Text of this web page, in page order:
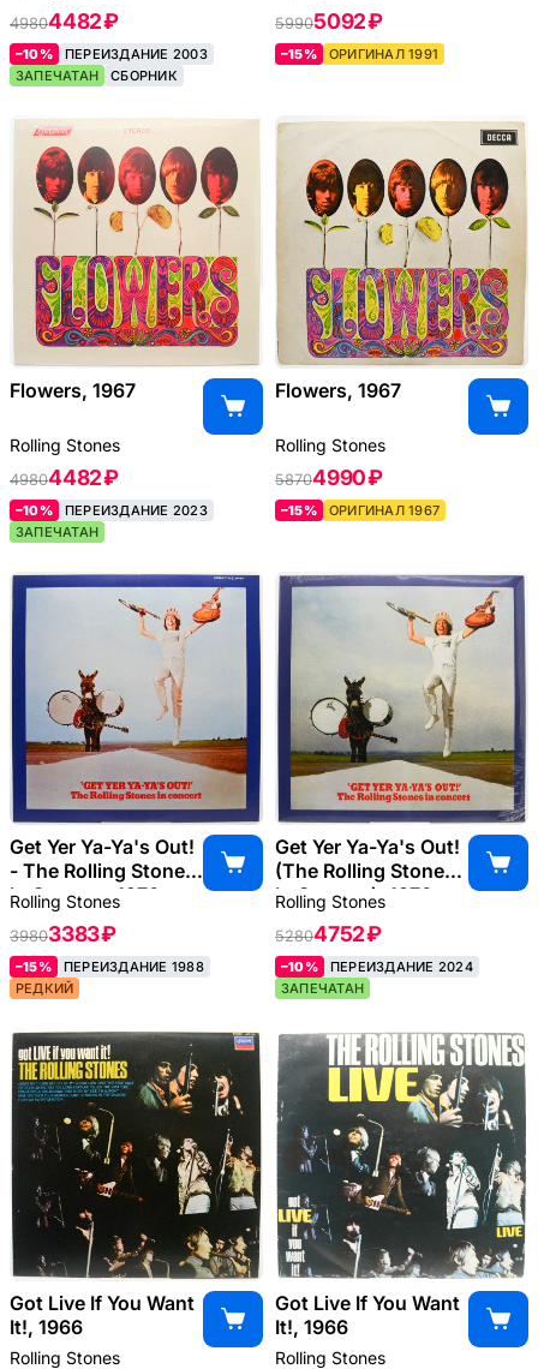
49804482 ₽
–10%
ПЕРЕИЗДАНИЕ 2003
ЗАПЕЧАТАН
СБОРНИК
59905092 ₽
–15% ОРИГИНАЛ 1991
Flowers, 1967
Rolling Stones
49804482 ₽
–10%
ПЕРЕИЗДАНИЕ 2023
ЗАПЕЧАТАН
Flowers, 1967
Rolling Stones
58704990 ₽
–15% ОРИГИНАЛ 1967
Get Yer Ya-Ya's Out!
- The Rolling Stones
In Concert, 1970
Rolling Stones
39803383 ₽
–15%
ПЕРЕИЗДАНИЕ 1988
РЕДКИЙ
Get Yer Ya-Ya's Out!
(The Rolling Stones
In Concert), 1970
Rolling Stones
52804752 ₽
–10%
ПЕРЕИЗДАНИЕ 2024
ЗАПЕЧАТАН
Got Live If You Want
It!, 1966
Rolling Stones
Got Live If You Want
It!, 1966
Rolling Stones